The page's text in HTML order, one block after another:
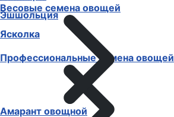
Эшшольция
Ясколка
Профессиональные семена овощей
Эстрагон
Весовые семена овощей